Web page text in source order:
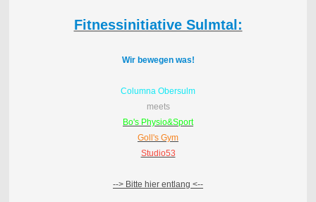
Fitnessinitiative Sulmtal:
Wir bewegen was!
Columna Obersulm
meets
Bo's Physio&Sport
Goll's Gym
Studio53
--> Bitte hier entlang <--